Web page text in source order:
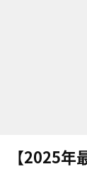
【2025年